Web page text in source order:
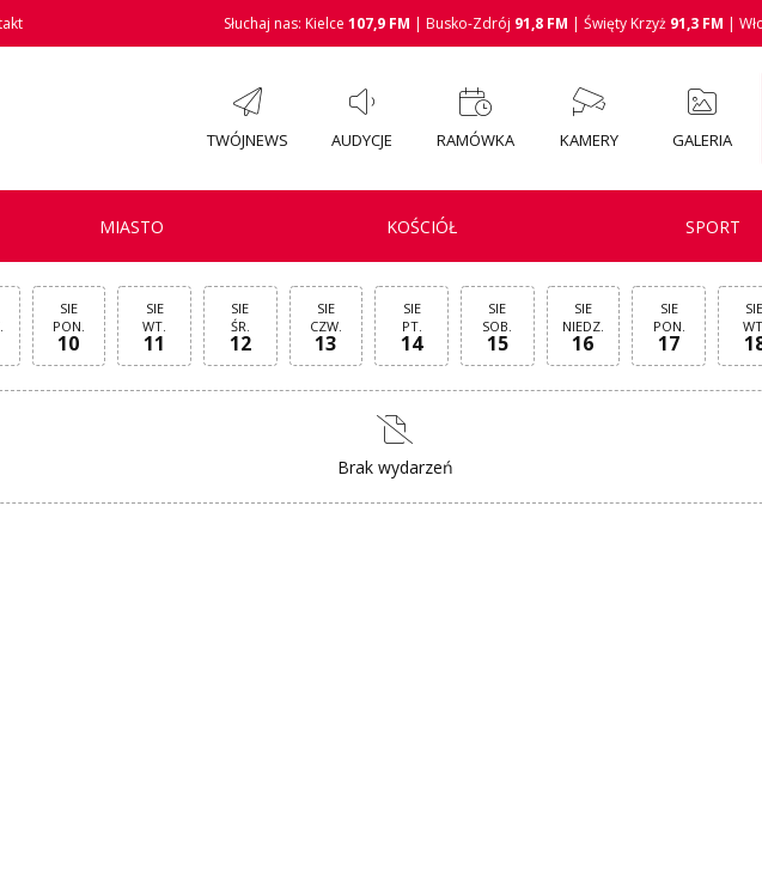
Słuchaj nas: Kielce 107,9 FM | Busko-Zdrój 91,8 FM | Święty Krzyż 91,3 FM |
TWÓJNEWS AUDYCJE RAMÓWKA KAMERY GALERIA
MIASTO KOŚCIÓŁ SPORT
SIE
PON.
10
SIE
WT.
11
SIE
ŚR.
12
SIE
CZW.
13
SIE
PT.
14
SIE
SOB.
15
SIE
NIEDZ.
16
SIE
PON.
17
SIE
Brak wydarzeń